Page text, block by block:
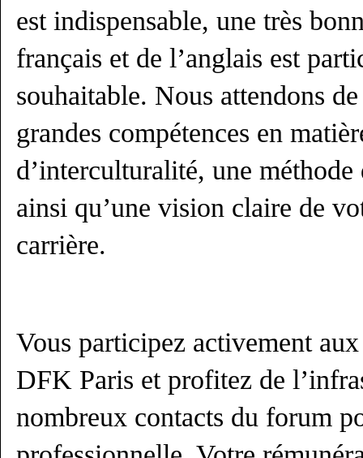
est indispensable, une très
français et de l’anglais est
souhaitable. Nous attendons
grandes compétences en
d’interculturalité, une
ainsi qu’une vision claire de
carrière.
Vous participez activement
DFK Paris et profitez de
nombreux contacts du forum